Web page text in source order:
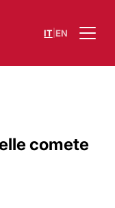
IT EN
comete